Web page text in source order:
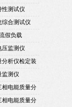
性测试仪
综合测试仪
假负载
压监测仪
析仪检定装
监测仪
相电能质量分
相电能质量分